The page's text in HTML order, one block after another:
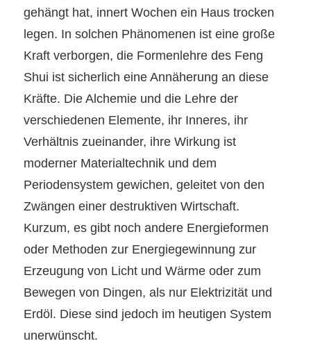
gehängt hat, innert Wochen ein Haus trocken
legen. In solchen Phänomenen ist eine große
Kraft verborgen, die Formenlehre des Feng
Shui ist sicherlich eine Annäherung an diese
Kräfte. Die Alchemie und die Lehre der
verschiedenen Elemente, ihr Inneres, ihr
Verhältnis zueinander, ihre Wirkung ist
moderner Materialtechnik und dem
Periodensystem gewichen, geleitet von den
Zwängen einer destruktiven Wirtschaft.
Kurzum, es gibt noch andere Energieformen
oder Methoden zur Energiegewinnung zur
Erzeugung von Licht und Wärme oder zum
Bewegen von Dingen, als nur Elektrizität und
Erdöl. Diese sind jedoch im heutigen System
unerwünscht.